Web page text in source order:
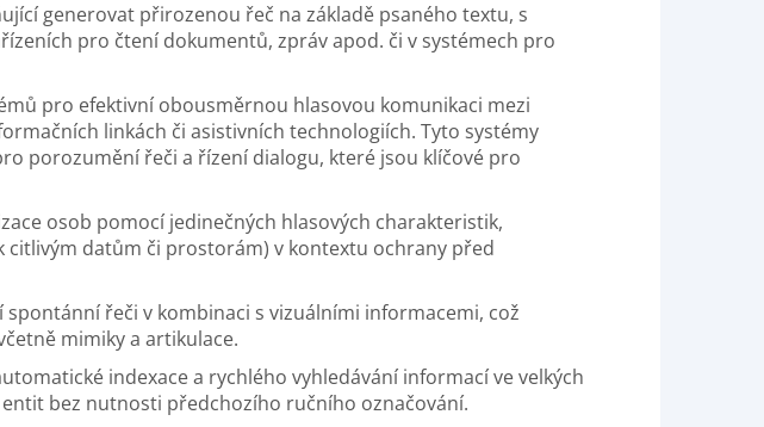
generovat přirozenou řeč na základě psaného textu, s
pro čtení dokumentů, zpráv apod. či v systémech pro
pro efektivní obousměrnou hlasovou komunikaci mezi
linkách či asistivních technologiích. Tyto systémy
porozumění řeči a řízení dialogu, které jsou klíčové pro
osob pomocí jedinečných hlasových charakteristik,
citlivým datům či prostorám) v kontextu ochrany před
spontánní řeči v kombinaci s vizuálními informacemi, což
mimiky a artikulace.
indexace a rychlého vyhledávání informací ve velkých
bez nutnosti předchozího ručního označování.